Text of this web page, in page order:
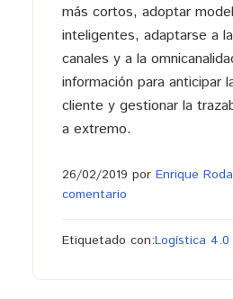
más cortos, adoptar
inteligentes, adaptarse a
canales y a la
información para anticipar
cliente y gestionar la
a extremo.
26/02/2019 por Enrique
comentario
Etiquetado con:Logística 4.0